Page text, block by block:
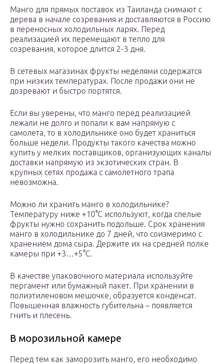
Манго для прямых поставок из Таиланда снимают с
дерева в начале созревания и доставляются в Россию
в переносных холодильных ларях. Перед
реализацией их перемещают в тепло для
созревания, которое длится 2-3 дня.
В сетевых магазинах фрукты неделями содержатся
при низких температурах. После продажи они не
дозревают и быстро портятся.
Если вы уверены, что манго перед реализацией
лежали не долго и попали к вам напрямую с
самолета, то в холодильнике оно будет храниться
больше недели. Продукты такого качества можно
купить у мелких поставщиков, организующих каналы
доставки напрямую из экзотических стран. В
крупных сетях продажа с самолетного трапа
невозможна.
Можно ли хранить манго в холодильнике?
Температуру ниже +10°С используют, когда спелые
фрукты нужно сохранить подольше. Срок хранения
манго в холодильнике до 7 дней, что соизмеримо с
хранением дома сыра. Держите их на средней полке
камеры при +3…+5°С.
В качестве упаковочного материала используйте
пергамент или бумажный пакет. При хранении в
полиэтиленовом мешочке, образуется конденсат.
Повышенная влажность губительна – появляется
гнить и плесень.
В морозильной камере
Перед тем как заморозить манго, его необходимо